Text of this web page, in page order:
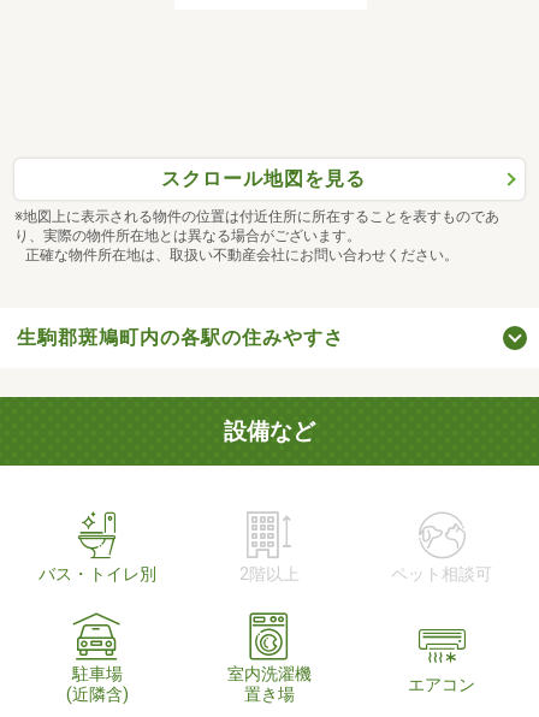
スクロール地図を見る
※地図上に表示される物件の位置は付近住所に所在することを表すものであ
り、実際の物件所在地とは異なる場合がございます。
正確な物件所在地は、取扱い不動産会社にお問い合わせください。
生駒郡斑鳩町内の各駅の住みやすさ
設備など
バス・トイレ別 2階以上 ペット相談可
駐車場
(近隣含)
室内洗濯機
置き場
エアコン